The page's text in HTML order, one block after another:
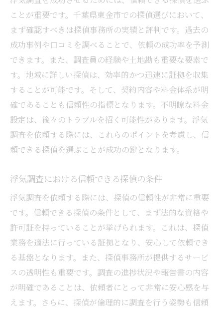
ことが重要です。千葉県東金市での探偵選びにおいて、
まず確認すべきは探偵事務所の実績と評判です。過去の
成功事例や口コミを調べることで、依頼の成功率を予測
できます。また、調査員の経験や土地勘も重要な要素で
す。地域に詳しい探偵は、効率的かつ迅速に証拠を収集
することが可能です。そして、契約内容や料金体系が明
確であることも信頼性の指標となります。不明瞭な料金
設定は、後々のトラブルを招く可能性があります。浮気
調査を依頼する際には、これらのポイントを考慮し、信
頼できる探偵を選ぶことが成功の鍵となります。
浮気調査における信頼できる探偵の条件
浮気調査を依頼する際には、探偵の信頼性が非常に重要
です。信頼できる探偵の条件として、まず法的な資格や
許可証を持っていることが挙げられます。これは、探偵
業務を適法に行っている証拠となり、安心して依頼でき
る基盤となります。また、探偵事務所が提供するサービ
スの透明性も重要です。調査の進捗状況や報告書の内容
が明確であることは、依頼者にとって非常に安心感を与
えます。さらに、探偵が倫理的に調査を行う姿勢も信頼